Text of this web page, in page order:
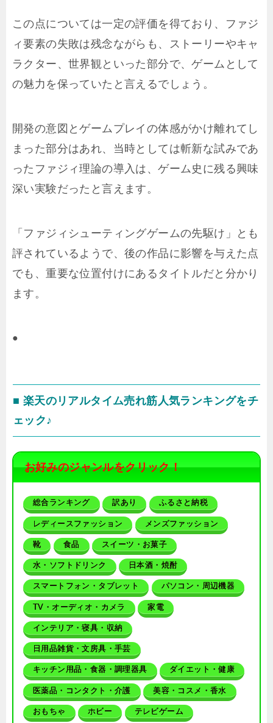
この点については一定の評価を得ており、ファジ
ィ要素の失敗は残念ながらも、ストーリーやキャ
ラクター、世界観といった部分で、ゲームとして
の魅力を保っていたと言えるでしょう。
開発の意図とゲームプレイの体感がかけ離れてし
まった部分はあれ、当時としては斬新な試みであ
ったファジィ理論の導入は、ゲーム史に残る興味
深い実験だったと言えます。
「ファジィシューティングゲームの先駆け」とも
評されているようで、後の作品に影響を与えた点
でも、重要な位置付けにあるタイトルだと分かり
ます。
●
■ 楽天のリアルタイム売れ筋人気ランキングをチ
ェック♪
お好みのジャンルをクリック！
総合ランキング 訳あり ふるさと納税
レディースファッション メンズファッション
靴 食品 スイーツ・お菓子
水・ソフトドリンク 日本酒・焼酎
スマートフォン・タブレット パソコン・周辺機器
TV・オーディオ・カメラ 家電
インテリア・寝具・収納
日用品雑貨・文房具・手芸
キッチン用品・食器・調理器具 ダイエット・健康
医薬品・コンタクト・介護 美容・コスメ・香水
おもちゃ ホビー テレビゲーム